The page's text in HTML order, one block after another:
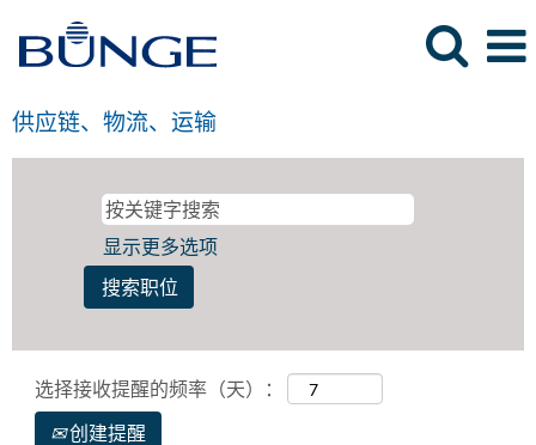
供应链、物流、运输
显示更多选项
选择接收提醒的频率（天）：
创建提醒